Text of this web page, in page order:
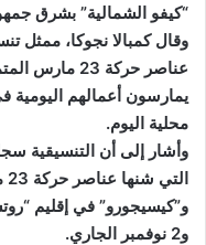
“كيفو الشمالية” بشرق
وقال كمبالا نجوكا، ممثل
عناصر حركة
يمارسون أعمالهم
محلية اليوم.
و2 نوفمبر الجاري.